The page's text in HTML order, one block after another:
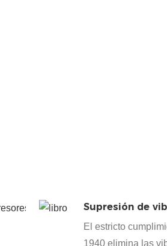
Diseñada
Supresión de
El estricto
1940 elimina las